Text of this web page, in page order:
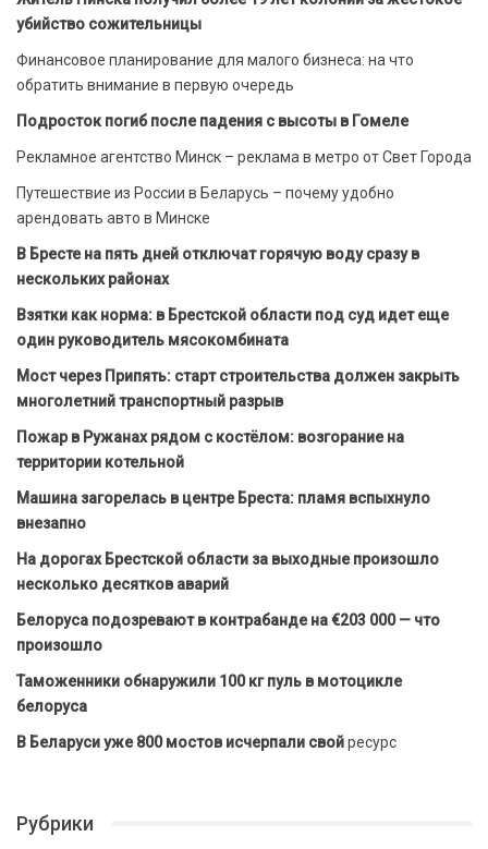
убийство сожительницы
Финансовое планирование для малого бизнеса: на что
обратить внимание в первую очередь
Подросток погиб после падения с высоты в Гомеле
Рекламное агентство Минск – реклама в метро от Свет Города
Путешествие из России в Беларусь – почему удобно
арендовать авто в Минске
В Бресте на пять дней отключат горячую воду сразу в
нескольких районах
Взятки как норма: в Брестской области под суд идет еще
один руководитель мясокомбината
Мост через Припять: старт строительства должен закрыть
многолетний транспортный разрыв
Пожар в Ружанах рядом с костёлом: возгорание на
территории котельной
Машина загорелась в центре Бреста: пламя вспыхнуло
внезапно
На дорогах Брестской области за выходные произошло
несколько десятков аварий
Белоруса подозревают в контрабанде на €203 000 — что
произошло
Таможенники обнаружили 100 кг пуль в мотоцикле
белоруса
В Беларуси уже 800 мостов исчерпали свойресурс
Рубрики